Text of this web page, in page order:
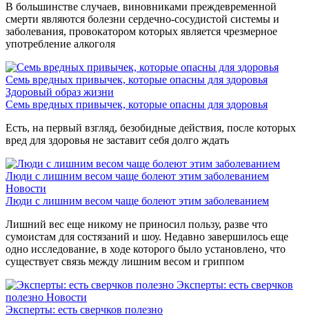
В большинстве случаев, виновниками преждевременной
смерти являются болезни сердечно-сосудистой системы и
заболевания, провокатором которых является чрезмерное
употребление алкоголя
Семь вредных привычек, которые опасны для здоровья
Здоровый образ жизни
Семь вредных привычек, которые опасны для здоровья
Есть, на первый взгляд, безобидные действия, после которых
вред для здоровья не заставит себя долго ждать
Люди с лишним весом чаще болеют этим заболеванием
Новости
Люди с лишним весом чаще болеют этим заболеванием
Лишний вес еще никому не приносил пользу, разве что
сумоистам для состязаний и шоу. Недавно завершилось еще
одно исследование, в ходе которого было установлено, что
существует связь между лишним весом и гриппом
Эксперты: есть сверчков
полезно Новости
Эксперты: есть сверчков полезно